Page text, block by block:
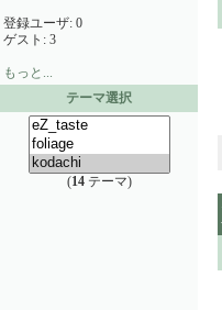
登録ユーザ: 0
ゲスト: 3
もっと...
テーマ選択
(14テーマ)